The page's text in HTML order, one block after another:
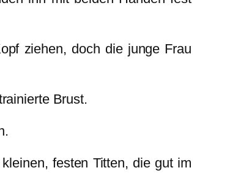
ziehen, doch die junge Frau
Brust.
festen Titten, die gut im